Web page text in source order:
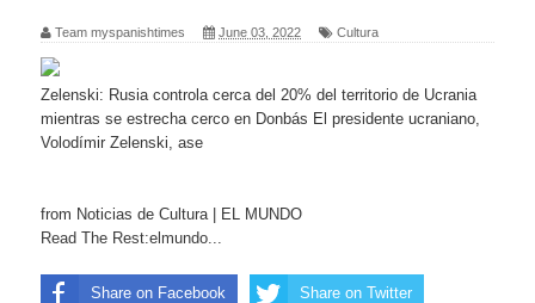
Team myspanishtimes June 03, 2022 Cultura
Zelenski: Rusia controla cerca del 20% del territorio de Ucrania
mientras se estrecha cerco en Donbás El presidente ucraniano,
Volodímir Zelenski, ase
from Noticias de Cultura | EL MUNDO
Read The Rest:elmundo...
Share on Facebook Share on Twitter